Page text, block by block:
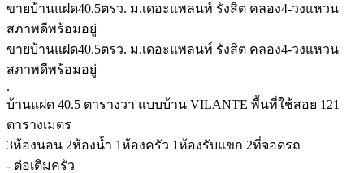
ขายบ้านแฝด40.5ตรว. ม.เดอะแพลนท์ รังสิต คลอง4-วงแหวน
สภาพดีพร้อมอยู่
ขายบ้านแฝด40.5ตรว. ม.เดอะแพลนท์ รังสิต คลอง4-วงแหวน
สภาพดีพร้อมอยู่
.
บ้านแฝด 40.5 ตารางวา แบบบ้าน VILANTE พื้นที่ใช้สอย 121
ตารางเมตร
3ห้องนอน 2ห้องนํ้า 1ห้องครัว 1ห้องรับแขก 2ที่จอดรถ
- ต่อเติมครัว